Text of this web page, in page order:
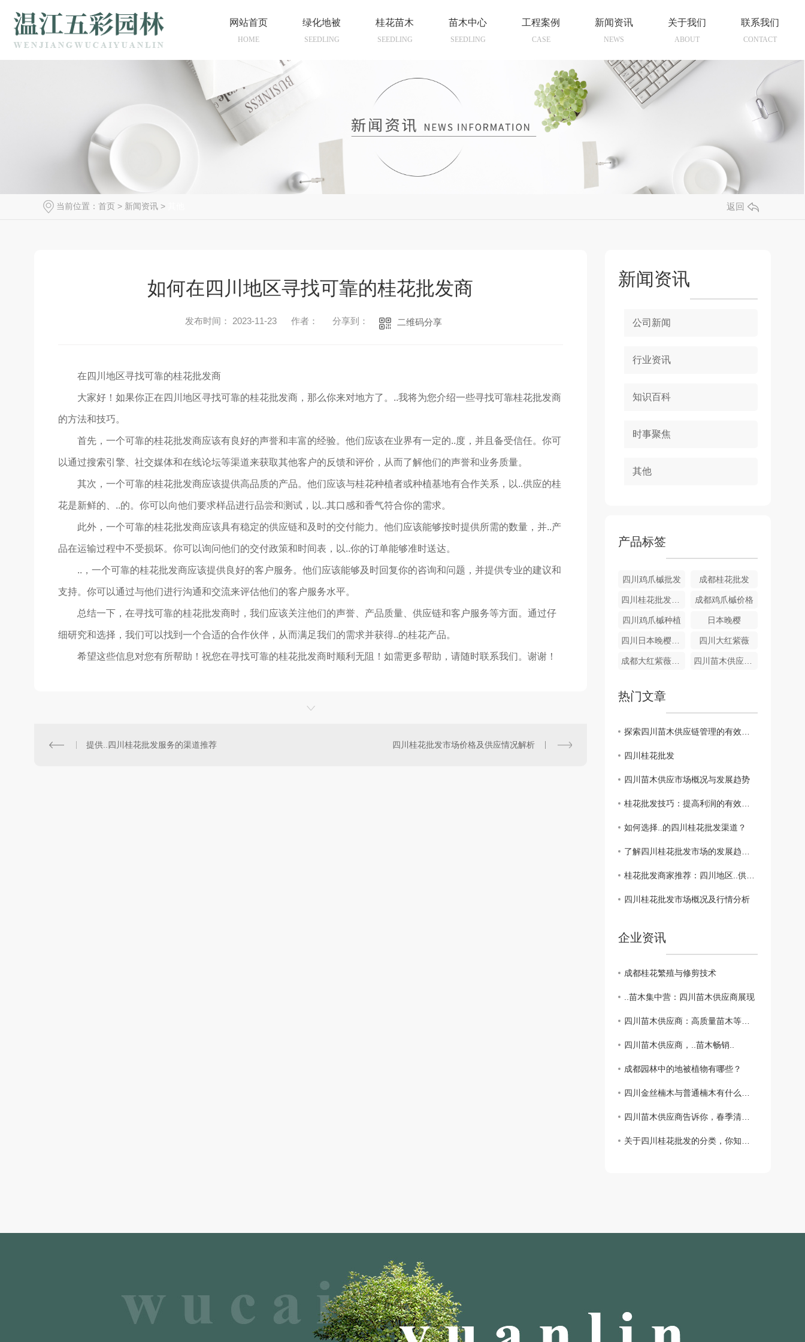
网站首页
HOME
绿化地被
SEEDLING
桂花苗木
SEEDLING
苗木中心
SEEDLING
工程案例
CASE
新闻资讯
NEWS
关于我们
ABOUT
联系我们
CONTACT
当前位置： 首页 > 新闻资讯 > 返回
如何在四川地区寻找可靠的桂花批发商
发布时间： 2023-11-23 作者： 分享到： 二维码分享
在四川地区寻找可靠的桂花批发商
大家好！如果你正在四川地区寻找可靠的桂花批发商，那么你来对地方了。..我将为您介绍一些寻找可靠桂花批发商
的方法和技巧。
首先，一个可靠的桂花批发商应该有良好的声誉和丰富的经验。他们应该在业界有一定的..度，并且备受信任。你可
以通过搜索引擎、社交媒体和在线论坛等渠道来获取其他客户的反馈和评价，从而了解他们的声誉和业务质量。
其次，一个可靠的桂花批发商应该提供高品质的产品。他们应该与桂花种植者或种植基地有合作关系，以..供应的桂
花是新鲜的、..的。你可以向他们要求样品进行品尝和测试，以..其口感和香气符合你的需求。
此外，一个可靠的桂花批发商应该具有稳定的供应链和及时的交付能力。他们应该能够按时提供所需的数量，并..产
品在运输过程中不受损坏。你可以询问他们的交付政策和时间表，以..你的订单能够准时送达。
..，一个可靠的桂花批发商应该提供良好的客户服务。他们应该能够及时回复你的咨询和问题，并提供专业的建议和
支持。你可以通过与他们进行沟通和交流来评估他们的客户服务水平。
总结一下，在寻找可靠的桂花批发商时，我们应该关注他们的声誉、产品质量、供应链和客户服务等方面。通过仔
细研究和选择，我们可以找到一个合适的合作伙伴，从而满足我们的需求并获得..的桂花产品。
希望这些信息对您有所帮助！祝您在寻找可靠的桂花批发商时顺利无阻！如需更多帮助，请随时联系我们。谢谢！
提供..四川桂花批发服务的渠道推荐 四川桂花批发市场价格及供应情况解析
新闻资讯
公司新闻
行业资讯
知识百科
时事聚焦
其他
产品标签
四川鸡爪槭批发 成都桂花批发
四川桂花批发供应 成都鸡爪槭价格
四川鸡爪槭种植 日本晚樱
四川日本晚樱种植 四川大红紫薇
成都大红紫薇种植 四川苗木供应公司
热门文章
探索四川苗木供应链管理的有效策略
四川桂花批发
四川苗木供应市场概况与发展趋势
桂花批发技巧：提高利润的有效策略分享
如何选择..的四川桂花批发渠道？
了解四川桂花批发市场的发展趋势与前景展望
桂花批发商家推荐：四川地区..供应商盘点
四川桂花批发市场概况及行情分析
企业资讯
成都桂花繁殖与修剪技术
..苗木集中营：四川苗木供应商展现
四川苗木供应商：高质量苗木等您来选购
四川苗木供应商，..苗木畅销..
成都园林中的地被植物有哪些？
四川金丝楠木与普通楠木有什么不同？判别标准是什么？
四川苗木供应商告诉你，春季清园应该做些什么
关于四川桂花批发的分类，你知道多少呢？